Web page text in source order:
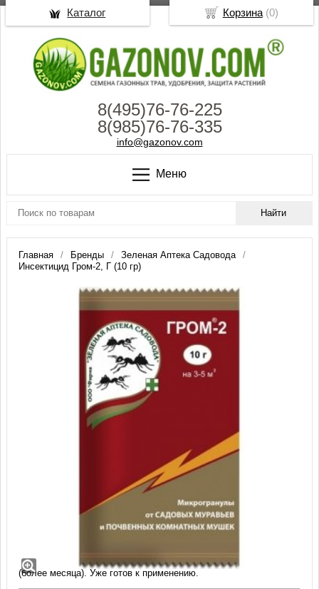
8(495)76-76-225
8(985)76-76-335
info@gazonov.com
Меню
Главная Бренды
Зеленая Аптека Садовода
Инсектицид Гром-2, Г (10 гр)
Инсектицид Гром-2, Г (10 гр)
комариками. Обладает длительным защитным действием
(более месяца). Уже готов к применению.
Корзина(0)
Каталог